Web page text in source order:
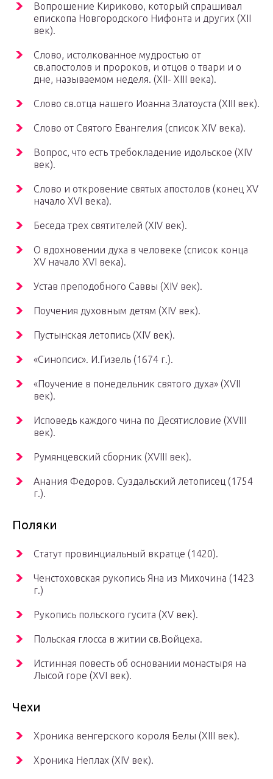
Вопрошение Кириково, который спрашивал
епископа Новгородского Нифонта и других (XII
век).
Слово, истолкованное мудростью от
св.апостолов и пророков, и отцов о твари и о
дне, называемом неделя. (XII- XIII века).
Слово св.отца нашего Иоанна Златоуста (XIII век).
Слово от Святого Евангелия (список XIV века).
Вопрос, что есть требокладение идольское (XIV
век).
Слово и откровение святых апостолов (конец XV
начало XVI века).
Беседа трех святителей (XIV век).
О вдохновении духа в человеке (список конца
XV начало XVI века).
Устав преподобного Саввы (XIV век).
Поучения духовным детям (XIV век).
Пустынская летопись (XIV век).
«Синопсис». И.Гизель (1674 г.).
«Поучение в понедельник святого духа» (XVII
век).
Исповедь каждого чина по Десятисловие (XVIII
век).
Румянцевский сборник (XVIII век).
Анания Федоров. Суздальский летописец (1754
г.).
Поляки
Статут провинциальный вкратце (1420).
Ченстоховская рукопись Яна из Михочина (1423
г.)
Рукопись польского гусита (XV век).
Польская глосса в житии св.Войцеха.
Истинная повесть об основании монастыря на
Лысой горе (XVI век).
Чехи
Хроника венгерского короля Белы (XIII век).
Хроника Неплах (XIV век).